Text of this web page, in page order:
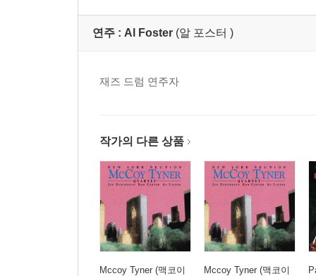
연주 : Al Foster (알 포스터 )
재즈 드럼 연주자
작가의 다른 상품
Mccoy Tyner (맥코이
Mccoy Tyner (맥코이